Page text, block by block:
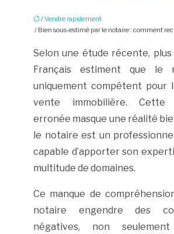
/Vendre rapidement
/ Bien sous-estimé par le notaire : comment
Selon une étude récente, plus
Français estiment que le
uniquement compétent pour
vente immobilière. Cette
erronée masque une réalité
le notaire est un
capable d’apporter son
multitude de domaines.
Ce manque de
notaire engendre des
négatives, non